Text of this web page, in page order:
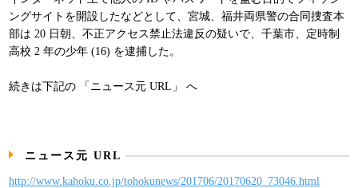
メンバー
入会案内
パンフレット
ングサイトを開設したなどとして、宮城、福井両県警の合同捜査本
部は 20 日朝、不正アクセス禁止法違反の疑いで、千葉市、定時制
高校 2 年の少年 (16) を逮捕した。
続きは下記の 「ニュース元 URL」 へ
ニュース元 URL
http://www.kahoku.co.jp/tohokunews/201706/20170620_73046.html